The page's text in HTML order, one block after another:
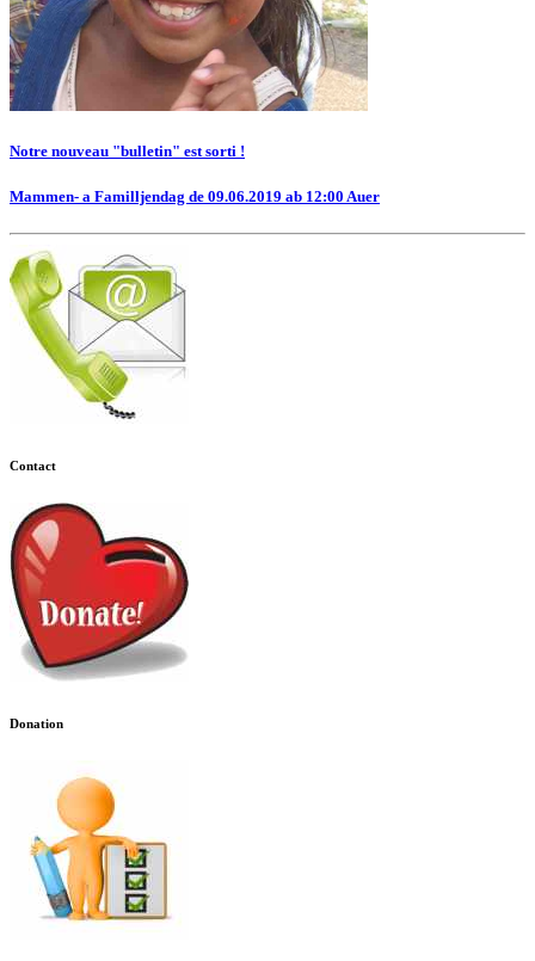
Notre nouveau "bulletin" est sorti !
Mammen- a Familljendag de 09.06.2019 ab 12:00 Auer
Contact
Donation